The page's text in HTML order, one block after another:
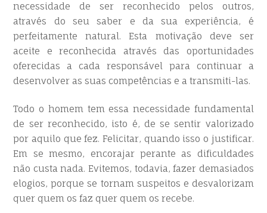
necessidade de ser reconhecido pelos outros,
através do seu saber e da sua experiência, é
perfeitamente natural. Esta motivação deve ser
aceite e reconhecida através das oportunidades
oferecidas a cada responsável para continuar a
desenvolver as suas competências e a transmiti-las.
Todo o homem tem essa necessidade fundamental
de ser reconhecido, isto é, de se sentir valorizado
por aquilo que fez. Felicitar, quando isso o justificar.
Em se mesmo, encorajar perante as dificuldades
não custa nada. Evitemos, todavia, fazer demasiados
elogios, porque se tornam suspeitos e desvalorizam
quer quem os faz quer quem os recebe.